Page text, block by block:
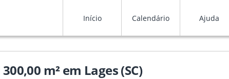
Início Calendário Ajuda
m² em Lages (SC)